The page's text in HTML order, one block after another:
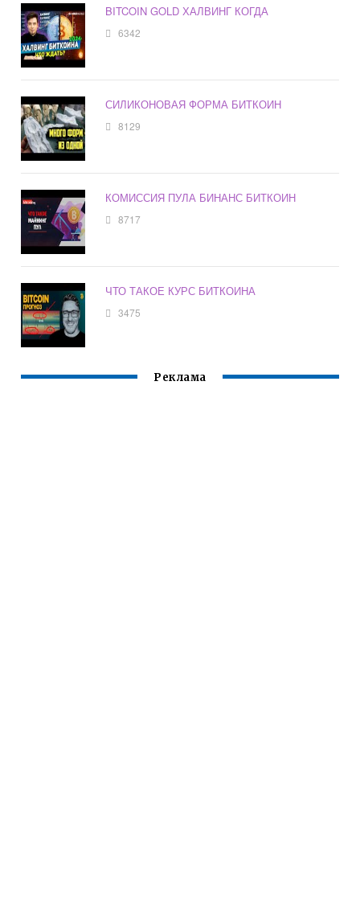
BITCOIN GOLD ХАЛВИНГ КОГДА
6342
СИЛИКОНОВАЯ ФОРМА БИТКОИН
8129
КОМИССИЯ ПУЛА БИНАНС БИТКОИН
8717
ЧТО ТАКОЕ КУРС БИТКОИНА
3475
Реклама